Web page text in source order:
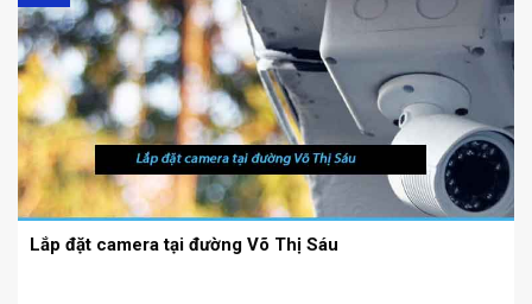
Lắp đặt camera tại đường Võ Thị Sáu